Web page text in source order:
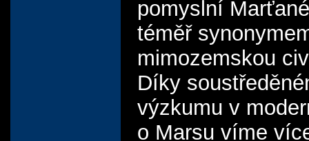
pomyslní
téměř
mimozemskou
Díky
výzkumu v
o Marsu víme